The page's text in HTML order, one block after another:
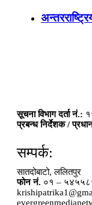
सूचना विभाग दर्ता नं.:
प्रबन्ध निर्देशक /
सम्पर्क:
सातदोबाटो, ललितपुर
फोन नं. ०१ –